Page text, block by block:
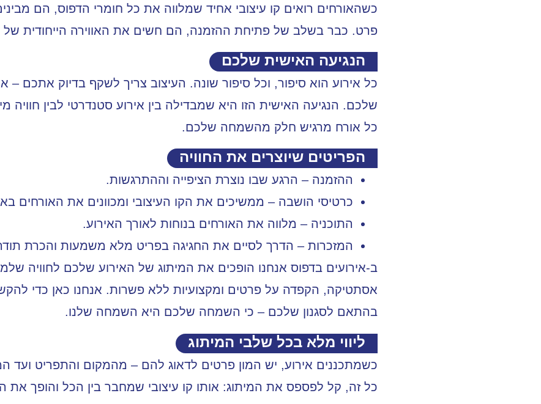
כשהאורחים רואים קו עיצובי אחיד שמלווה את כל חומרי הדפוס, הם
פרט. כבר בשלב של פתיחת ההזמנה, הם חשים את האווירה הייחודית של
הנגיעה האישית שלכם
כל אירוע הוא סיפור, וכל סיפור שונה. העיצוב צריך לשקף בדיוק אתכם –
שלכם. הנגיעה האישית הזו היא שמבדילה בין אירוע סטנדרטי לבין חוויה
כל אורח מרגיש חלק מהשמחה שלכם.
הפריטים שיוצרים את החוויה
ההזמנה – הרגע שבו נוצרת הציפייה וההתרגשות.
כרטיסי הושבה – ממשיכים את הקו העיצובי ומכוונים את האורחים
התוכניה – מלווה את האורחים בנוחות לאורך האירוע.
המזכרות – הדרך לסיים את החגיגה בפריט מלא משמעות והכרת
ב-אירועים בדפוס אנחנו הופכים את המיתוג של האירוע שלכם לחוויה
אסתטיקה, הקפדה על פרטים ומקצועיות ללא פשרות. אנחנו כאן כדי
בהתאם לסגנון שלכם – כי השמחה שלכם היא השמחה שלנו.
ליווי מלא בכל שלבי המיתוג
כשמתכננים אירוע, יש המון פרטים לדאוג להם – מהמקום והתפריט ועד
כל זה, קל לפספס את המיתוג: אותו קו עיצובי שמחבר בין הכל והופך את